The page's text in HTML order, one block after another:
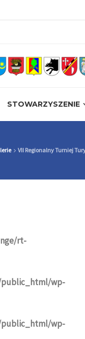
STOWARZYSZENIE
VII Regionalny Turniej
rt-
public_html/wp-
public_html/wp-